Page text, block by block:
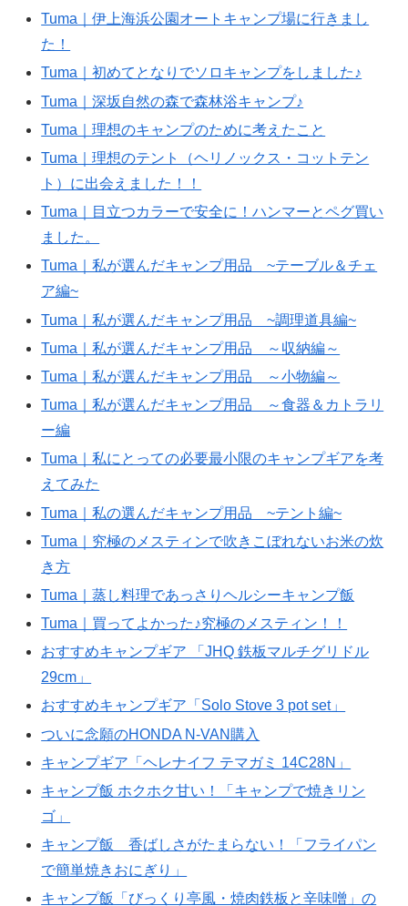
Tuma｜伊上海浜公園オートキャンプ場に行きまし
た！
Tuma｜初めてとなりでソロキャンプをしました♪
Tuma｜深坂自然の森で森林浴キャンプ♪
Tuma｜理想のキャンプのために考えたこと
Tuma｜理想のテント（ヘリノックス・コットテン
ト）に出会えました！！
Tuma｜目立つカラーで安全に！ハンマーとペグ買い
ました。
Tuma｜私が選んだキャンプ用品 ~テーブル＆チェ
ア編~
Tuma｜私が選んだキャンプ用品 ~調理道具編~
Tuma｜私が選んだキャンプ用品 ～収納編～
Tuma｜私が選んだキャンプ用品 ～小物編～
Tuma｜私が選んだキャンプ用品 ～食器＆カトラリ
ー編
Tuma｜私にとっての必要最小限のキャンプギアを考
えてみた
Tuma｜私の選んだキャンプ用品 ~テント編~
Tuma｜究極のメスティンで吹きこぼれないお米の炊
き方
Tuma｜蒸し料理であっさりヘルシーキャンプ飯
Tuma｜買ってよかった♪究極のメスティン！！
おすすめキャンプギア 「JHQ 鉄板マルチグリドル
29cm」
おすすめキャンプギア「Solo Stove 3 pot set」
ついに念願のHONDA N-VAN購入
キャンプギア「ヘレナイフ テマガミ 14C28N」
キャンプ飯 ホクホク甘い！「キャンプで焼きリン
ゴ」
キャンプ飯 香ばしさがたまらない！「フライパン
で簡単焼きおにぎり」
キャンプ飯「びっくり亭風・焼肉鉄板と辛味噌」の